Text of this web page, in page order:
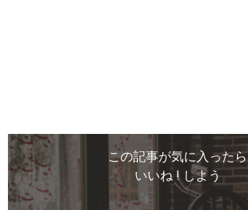
この記事が気に入ったら
いいね ! しよう